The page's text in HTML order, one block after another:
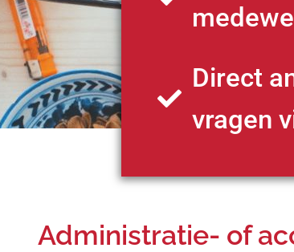
Direct
vragen
Administratie- of